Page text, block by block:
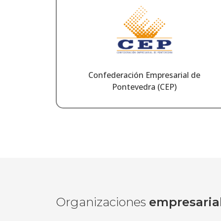
Confederación Empresarial de
Pontevedra (CEP)
Organizaciones